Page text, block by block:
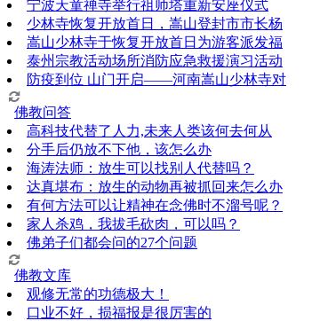
宁波天童禅寺举行祖师塔重新安座仪式
少林寺恢复开放首日，嵩山登封市市长杨
嵩山少林寺于恢复开放首日为游客派发福
泰州宗教活动场所消防应急救援演习活动
防疫到位 山门开启——河南嵩山少林寺对
佛教问答
高科技代替了人力,未来人类该何去何从
分手后仍放不下他，该怎么办
海涛法师：放生可以找别人代替吗？
达真堪布：放生的动物再被抓回来怎么办
有何方法可以让精神在念佛时不溜号呢？
家人杀鸡，我拔毛砍肉，可以吗？
佛弟子们都会问的27个问题
佛教文库
观修无常的功德极大！
口业不好，损福报是很厉害的